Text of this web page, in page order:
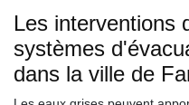
Les interventions
systèmes
dans la ville de